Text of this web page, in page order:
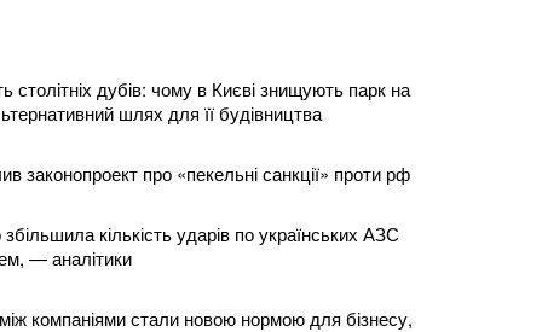
столітніх дубів: чому в Києві знищують парк на
шлях для її будівництва
законопроект про «пекельні санкції» проти рф
збільшила кількість ударів по українських АЗС
— аналітики
компаніями стали новою нормою для бізнесу,